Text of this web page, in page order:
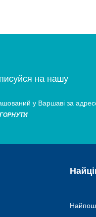
на нашу
у Варшаві за